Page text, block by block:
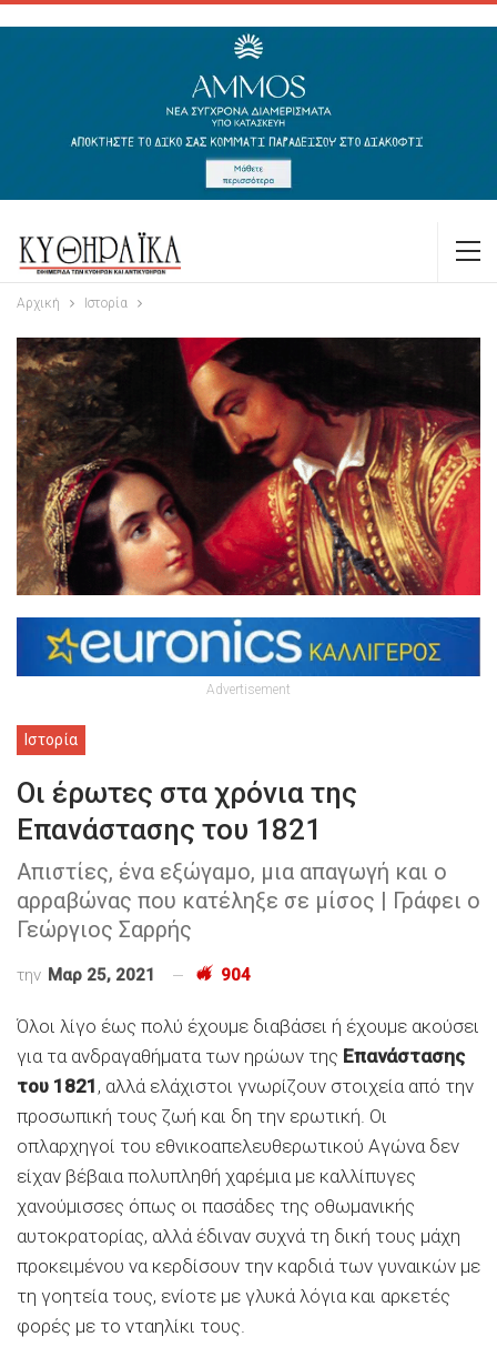
Αρχική Ιστορία
Advertisement
Ιστορία
Οι έρωτες στα χρόνια της
Επανάστασης του 1821
Απιστίες, ένα εξώγαμο, μια απαγωγή και ο
αρραβώνας που κατέληξε σε μίσος | Γράφει ο
Γεώργιος Σαρρής
την Μαρ 25, 2021 904
Όλοι λίγο έως πολύ έχουμε διαβάσει ή έχουμε ακούσει
για τα ανδραγαθήματα των ηρώων της Επανάστασης
του 1821 , αλλά ελάχιστοι γνωρίζουν στοιχεία από την
προσωπική τους ζωή και δη την ερωτική. Οι
οπλαρχηγοί του εθνικοαπελευθερωτικού Αγώνα δεν
είχαν βέβαια πολυπληθή χαρέμια με καλλίπυγες
χανούμισσες όπως οι πασάδες της οθωμανικής
αυτοκρατορίας, αλλά έδιναν συχνά τη δική τους μάχη
προκειμένου να κερδίσουν την καρδιά των γυναικών με
τη γοητεία τους, ενίοτε με γλυκά λόγια και αρκετές
φορές με το νταηλίκι τους.